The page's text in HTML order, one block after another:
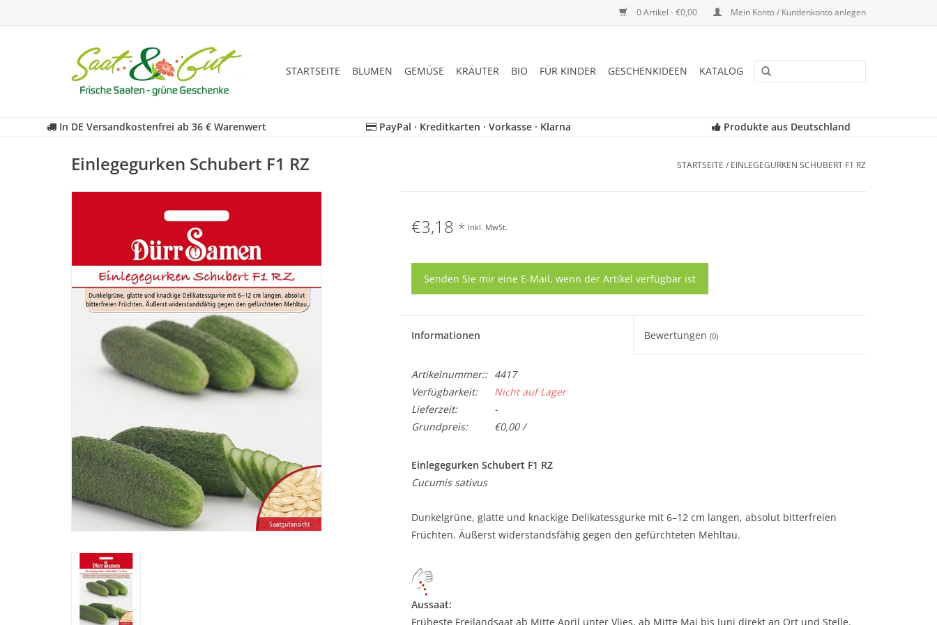
0 Artikel - €0,00 Mein Konto / Kundenkonto anlegen
STARTSEITE BLUMEN GEMÜSE KRÄUTER BIO FÜR KINDER GESCHENKIDEEN KATALOG
In DE Versandkostenfrei ab 36 € Warenwert PayPal · Kreditkarten · Vorkasse · Klarna Produkte aus Deutschland
Einlegegurken Schubert F1 RZ STARTSEITE / EINLEGEGURKEN SCHUBERT F1 RZ
€3,18 * Inkl. MwSt.
Senden Sie mir eine E-Mail, wenn der Artikel verfügbar ist
Informationen Bewertungen(0)
Artikelnummer::
4417
Verfügbarkeit:
Nicht auf Lager
Lieferzeit:
-
Grundpreis:
€0,00 /
Einlegegurken Schubert F1 RZ
Cucumis sativus
Dunkelgrüne, glatte und knackige Delikatessgurke mit 6–12 cm langen, absolut bitterfreien
Früchten. Äußerst widerstandsfähig gegen den gefürchteten Mehltau.
Aussaat:
Früheste Freilandsaat ab Mitte April unter Vlies, ab Mitte Mai bis Juni direkt an Ort und Stelle.